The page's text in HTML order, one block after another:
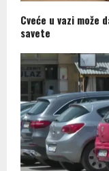
Cveće u vazi
savete